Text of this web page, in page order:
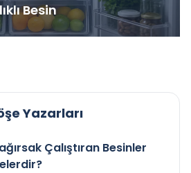
Besin
Yazarları
Çalıştıran Besinler